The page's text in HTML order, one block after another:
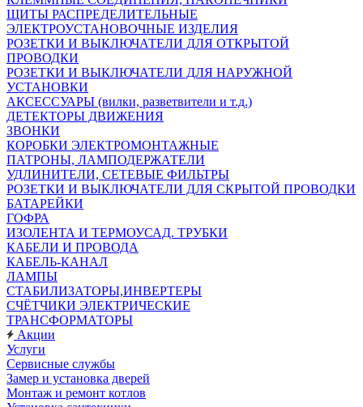
ЩИТЫ РАСПРЕДЕЛИТЕЛЬНЫЕ
ЭЛЕКТРОУСТАНОВОЧНЫЕ ИЗДЕЛИЯ
РОЗЕТКИ И ВЫКЛЮЧАТЕЛИ ДЛЯ ОТКРЫТОЙ
ПРОВОДКИ
РОЗЕТКИ И ВЫКЛЮЧАТЕЛИ ДЛЯ НАРУЖНОЙ
УСТАНОВКИ
АКСЕССУАРЫ (вилки, разветвители и т.д.)
ДЕТЕКТОРЫ ДВИЖЕНИЯ
ЗВОНКИ
КОРОБКИ ЭЛЕКТРОМОНТАЖНЫЕ
ПАТРОНЫ, ЛАМПОДЕРЖАТЕЛИ
УДЛИНИТЕЛИ, СЕТЕВЫЕ ФИЛЬТРЫ
РОЗЕТКИ И ВЫКЛЮЧАТЕЛИ ДЛЯ СКРЫТОЙ ПРОВОДКИ
БАТАРЕЙКИ
ГОФРА
ИЗОЛЕНТА И ТЕРМОУСАД. ТРУБКИ
КАБЕЛИ И ПРОВОДА
КАБЕЛЬ-КАНАЛ
ЛАМПЫ
СТАБИЛИЗАТОРЫ,ИНВЕРТЕРЫ
СЧЁТЧИКИ ЭЛЕКТРИЧЕСКИЕ
ТРАНСФОРМАТОРЫ
Акции
Услуги
Сервисные службы
Замер и установка дверей
Монтаж и ремонт котлов